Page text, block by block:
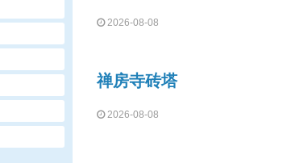
2026-08-08
禅房寺砖塔
2026-08-08